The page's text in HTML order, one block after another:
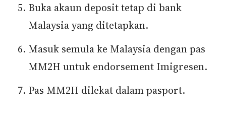
Buka akaun deposit tetap di bank
Malaysia yang ditetapkan.
Masuk semula ke Malaysia dengan pas
MM2H untuk endorsement Imigresen.
Pas MM2H dilekat dalam pasport.